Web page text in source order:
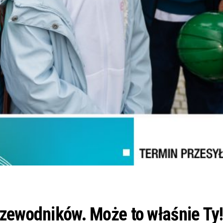
Może to właśnie Ty!